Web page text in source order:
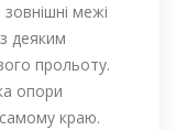
межі
деяким
прольоту.
опори
краю.